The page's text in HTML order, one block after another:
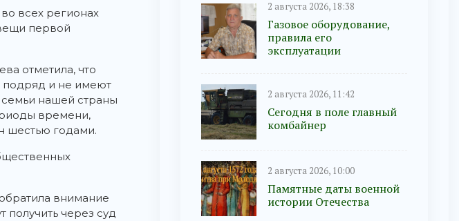
всех регионах
первой
отметила, что
подряд и не имеют
нашей страны
времени,
шестью годами.
внимание
через суд
2 августа 2026, 18:38
Газовое оборудование,
правила его
эксплуатации
2 августа 2026, 11:42
Сегодня в поле главный
комбайнер
2 августа 2026, 10:00
Памятные даты военной
истории Отечества